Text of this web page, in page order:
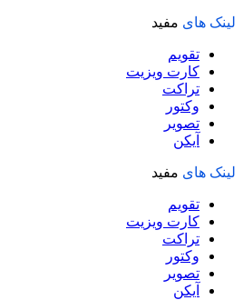
لینک های مفید
تقویم
کارت ویزیت
تراکت
وکتور
تصویر
آیکن
لینک های مفید
تقویم
کارت ویزیت
تراکت
وکتور
تصویر
آیکن